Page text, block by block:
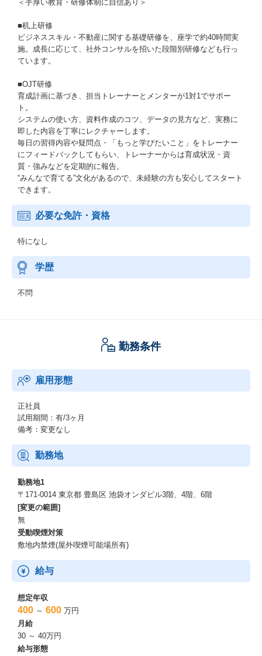
＜手厚い教育・研修体制に自信あり＞
■机上研修
ビジネススキル・不動産に関する基礎研修を、座学で約40時間実
施。成長に応じて、社外コンサルを招いた段階別研修なども行っ
ています。
■OJT研修
育成計画に基づき、担当トレーナーとメンターが1対1でサポー
ト。
システムの使い方、資料作成のコツ、データの見方など、実務に
即した内容を丁寧にレクチャーします。
毎日の習得内容や疑問点・「もっと学びたいこと」をトレーナー
にフィードバックしてもらい、トレーナーからは育成状況・資
質・強みなどを定期的に報告。
“みんなで育てる”文化があるので、未経験の方も安心してスタート
できます。
必要な免許・資格
特になし
学歴
不問
勤務条件
雇用形態
正社員
試用期間：有/3ヶ月
備考：変更なし
勤務地
勤務地1
〒171-0014 東京都 豊島区 池袋オンダビル3階、4階、6階
[変更の範囲]
無
受動喫煙対策
敷地内禁煙(屋外喫煙可能場所有)
給与
想定年収
400 ～ 600 万円
月給
30 ～ 40万円
給与形態